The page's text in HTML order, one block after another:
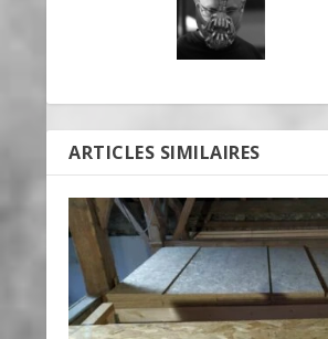
ARTICLES SIMILAIRES